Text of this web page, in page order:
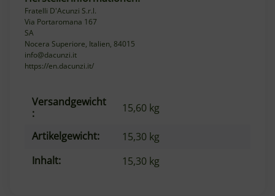
Fratelli D'Acunzi S.r.l.
Via Portaromana 167
SA
Nocera Superiore, Italien, 84015
info@dacunzi.it
https://en.dacunzi.it/
Produkteigenschaft
Wert
Versandgewicht
:
15,60 kg
Artikelgewicht: 15,30 kg
Inhalt:
15,30 kg